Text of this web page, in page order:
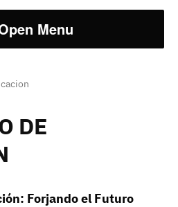
Menu
DE
Forjando el Futuro